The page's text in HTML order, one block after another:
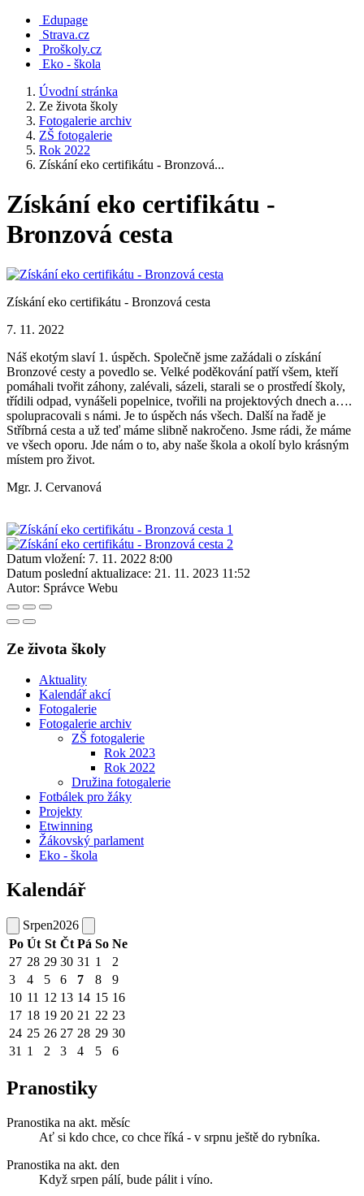
Edupage
Strava.cz
Proškoly.cz
Eko - škola
Úvodní stránka
Ze života školy
Fotogalerie archiv
ZŠ fotogalerie
Rok 2022
Získání eko certifikátu - Bronzová...
Získání eko certifikátu -
Bronzová cesta
Získání eko certifikátu - Bronzová cesta
7. 11. 2022
Náš ekotým slaví 1. úspěch. Společně jsme zažádali o získání
Bronzové cesty a povedlo se. Velké poděkování patří všem, kteří
pomáhali tvořit záhony, zalévali, sázeli, starali se o prostředí školy,
třídili odpad, vynášeli popelnice, tvořili na projektových dnech a….
spolupracovali s námi. Je to úspěch nás všech. Další na řadě je
Stříbrná cesta a už teď máme slibně nakročeno. Jsme rádi, že máme
ve všech oporu. Jde nám o to, aby naše škola a okolí bylo krásným
místem pro život.
Mgr. J. Cervanová
Datum vložení: 7. 11. 2022 8:00
Datum poslední aktualizace: 21. 11. 2023 11:52
Autor: Správce Webu
Ze života školy
Aktuality
Kalendář akcí
Fotogalerie
Fotogalerie archiv
ZŠ fotogalerie
Rok 2023
Rok 2022
Družina fotogalerie
Fotbálek pro žáky
Projekty
Etwinning
Žákovský parlament
Eko - škola
Kalendář
Srpen2026
Po Út St Čt Pá So Ne
27 28 29 30 31 1
2
3
4 5 6 7 8
9
10 11 12 13 14 15 16
17 18 19 20 21 22 23
24 25 26 27 28 29 30
31 1 2 3 4 5 6
Pranostiky
Pranostika na akt. měsíc
Ať si kdo chce, co chce říká - v srpnu ještě do rybníka.
Pranostika na akt. den
Když srpen pálí, bude pálit i víno.